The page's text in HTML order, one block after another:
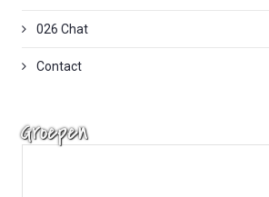
026 Chat
Contact
Groepen